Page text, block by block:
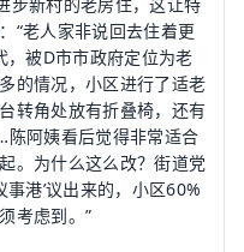
“老人家非说回去住着更
，被D市市政府定位为老
的情况，小区进行了适老
转角处放有折叠椅，还有
阿姨看后觉得非常适合
。为什么这么改？街道党
事港’议出来的，小区60%
考虑到。”